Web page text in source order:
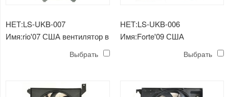
НЕТ:LS-UKB-007
Имя:rio'07 США вентилятор в
Выбрать
НЕТ:LS-UKB-006
Имя:Forte'09 США
Выбрать